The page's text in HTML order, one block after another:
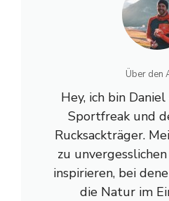
Über den
Hey, ich bin
Sportfreak und
Rucksackträger.
zu
inspirieren, bei
die Natur im